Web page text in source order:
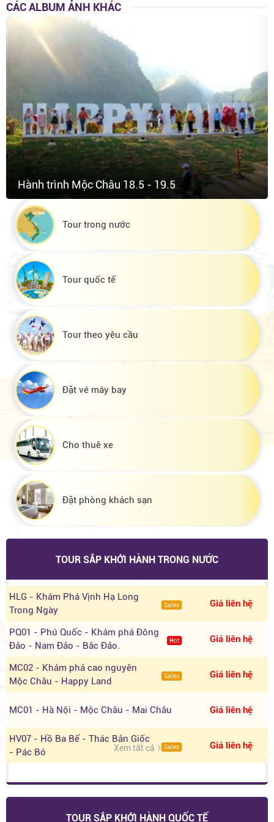
CÁC ALBUM ẢNH KHÁC
Hành trình Mộc Châu 18.5 - 19.5
Tour trong nước
Tour quốc tế
Tour theo yêu cầu
Đặt vé máy bay
Cho thuê xe
Đặt phòng khách sạn
TOUR SẮP KHỞI HÀNH TRONG NƯỚC
HLG - Khám Phá Vịnh Hạ Long
Trong Ngày
Sales Giá liên hệ
PQ01 - Phú Quốc - Khám phá Đông
Đảo - Nam Đảo - Bắc Đảo.
Hot Giá liên hệ
MC02 - Khám phá cao nguyên
Mộc Châu - Happy Land
Sales Giá liên hệ
MC01 - Hà Nội - Mộc Châu - Mai Châu Giá liên hệ
HV07 - Hồ Ba Bể - Thác Bản Giốc
- Pác Bó
Sales Giá liên hệ
Xem tất cả
TOUR SẮP KHỞI HÀNH QUỐC TẾ